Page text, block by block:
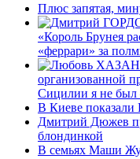
Плюс запятая,
«Король Брунея
«феррари» за
организованной
Сицилии я не
В Киеве показали
Дмитрий Дюжев
блондинкой
В семьях Маши